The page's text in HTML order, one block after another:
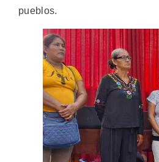
pueblos.